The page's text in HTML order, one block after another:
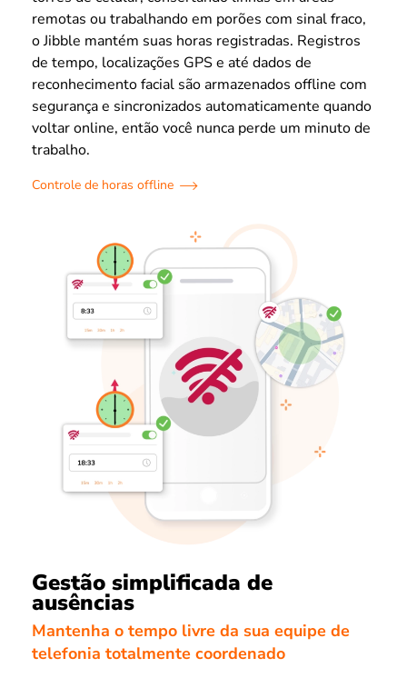
remotas ou trabalhando em porões com sinal fraco,
o Jibble mantém suas horas registradas. Registros
de tempo, localizações GPS e até dados de
reconhecimento facial são armazenados offline com
segurança e sincronizados automaticamente quando
voltar online, então você nunca perde um minuto de
trabalho.
Controle de horas offline
Gestão simplificada de
ausências
Mantenha o tempo livre da sua equipe de
telefonia totalmente coordenado